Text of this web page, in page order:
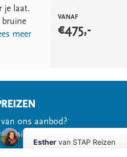
je laat.
meer
VANAF
€475,-
ons aanbod?
nieuwsbrief